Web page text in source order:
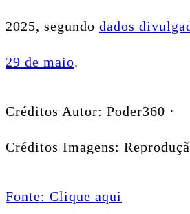
2025, segundo dados
29 de maio.
Créditos Autor: Poder360 ·
Créditos Imagens:
Fonte: Clique aqui